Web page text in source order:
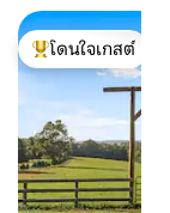
โดนใจเกสต์ที่สุด
โดนใจเกสต์